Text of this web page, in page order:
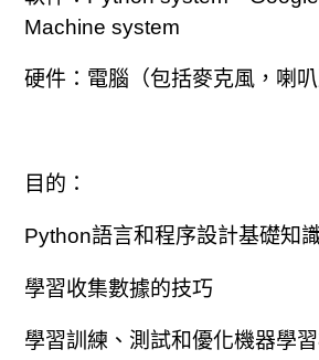
Machine system
硬件：電腦（包括麥克風，喇叭
目的：
​​​Python語言和程序設計基礎知
學習收集數據的技巧
學習訓練、測試和優化機器學